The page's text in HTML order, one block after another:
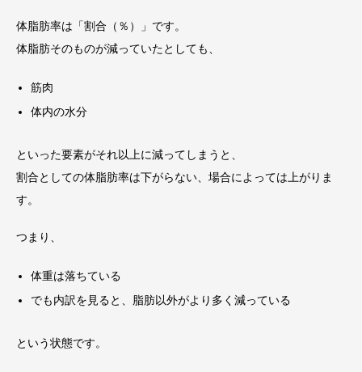
体脂肪率は「割合（％）」です。
体脂肪そのものが減っていたとしても、
筋肉
体内の水分
といった要素がそれ以上に減ってしまうと、
割合としての体脂肪率は下がらない、場合によっては上がりま
す。
つまり、
体重は落ちている
でも内訳を見ると、脂肪以外がより多く減っている
という状態です。